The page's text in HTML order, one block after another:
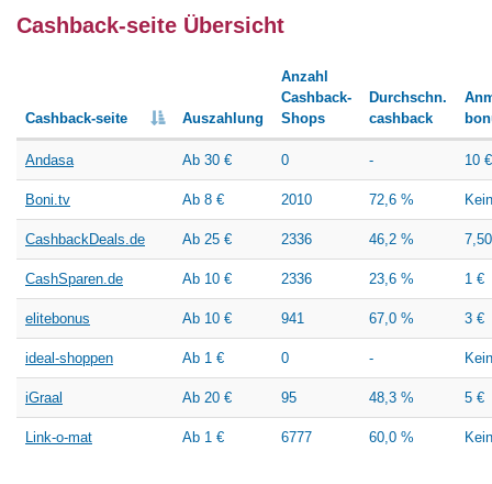
Cashback-seite Übersicht
Cashback-seite Auszahlung
Anzahl
Cashback-
Shops
Durchschn.
cashback
Andasa Ab 30 € 0 - 10 €
Boni.tv Ab 8 € 2010 72,6 % Kein
CashbackDeals.de Ab 25 € 2336 46,2 %
CashSparen.de Ab 10 € 2336 23,6 % 1 €
elitebonus Ab 10 € 941 67,0 % 3 €
ideal-shoppen Ab 1 € 0 - Kein
iGraal Ab 20 € 95 48,3 % 5 €
Link-o-mat Ab 1 € 6777 60,0 % Kein